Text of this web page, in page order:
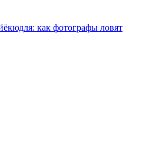
как фотографы ловят